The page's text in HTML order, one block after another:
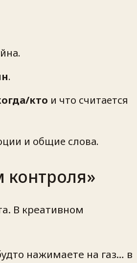
.
кто и что считается
и общие слова.
контроля»
В креативном
нажимаете на газ… в